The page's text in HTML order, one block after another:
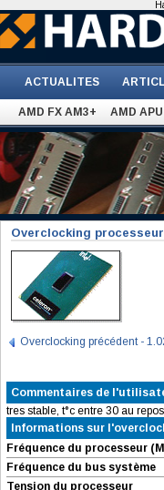
ACTUALITES
AMD FX AM3+ AMD
Overclocking processeur
Overclocking précédent -
Commentaires de
tres stable, t°c entre 30 au
Informations sur
Fréquence du processeur
Fréquence du bus système
Tension du processeur